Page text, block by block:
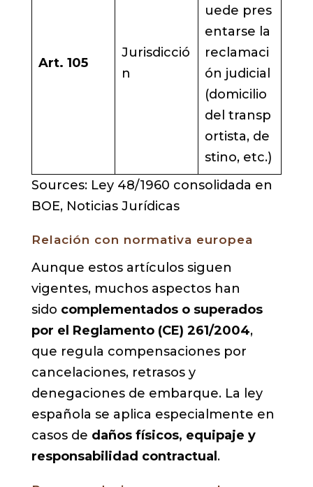
Art. 105
Jurisdicció
n
uede pres
entarse la
reclamaci
ón judicial
(domicilio
del transp
ortista, de
stino, etc.)
Sources: Ley 48/1960 consolidada en
BOE, Noticias Jurídicas
Relación con normativa europea
Aunque estos artículos siguen
vigentes, muchos aspectos han
sido complementados o superados
por el Reglamento (CE) 261/2004,
que regula compensaciones por
cancelaciones, retrasos y
denegaciones de embarque. La ley
española se aplica especialmente en
casos de daños físicos, equipaje y
responsabilidad contractual .